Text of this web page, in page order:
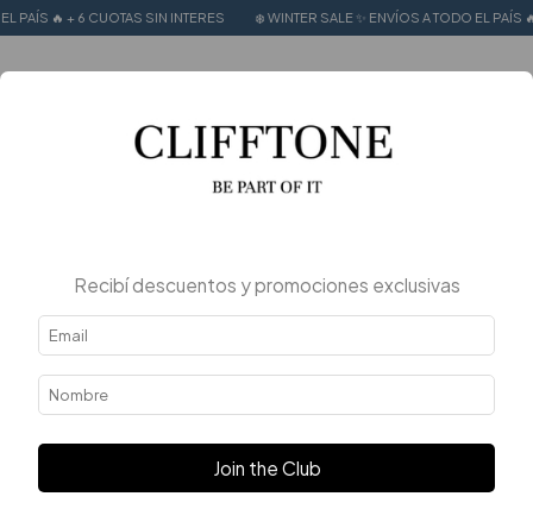
🔥 + 6 CUOTAS SIN INTERES ❄️ WINTER SALE ✨ ENVÍOS A TODO EL PAÍS 🔥 + 6
Recibí descuentos y promociones exclusivas
Join the Club